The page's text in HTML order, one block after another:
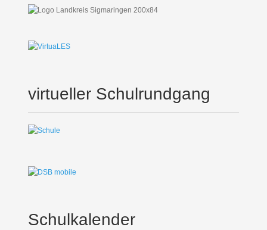
virtueller Schulrundgang
Schulkalender